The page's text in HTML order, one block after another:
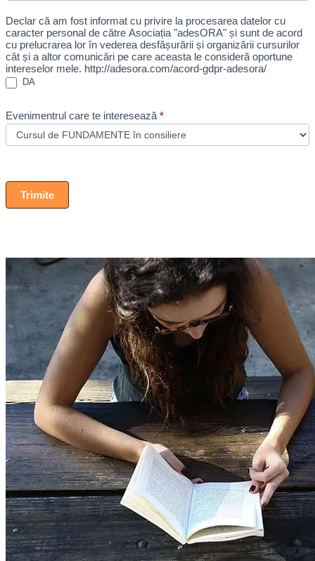
Declar că am fost informat cu privire la procesarea datelor cu
caracter personal de către Asociația "adesORA" și sunt de acord
cu prelucrarea lor în vederea desfășurării și organizării cursurilor
cât și a altor comunicări pe care aceasta le consideră oportune
intereselor mele. http://adesora.com/acord-gdpr-adesora/
DA
Evenimentrul care te interesează *
Trimite